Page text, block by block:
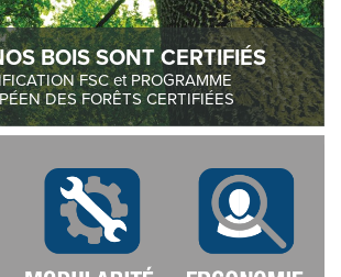
BOIS SONT CERTIFIÉS
FSC et PROGRAMME
DES FORÊTS CERTIFIÉES